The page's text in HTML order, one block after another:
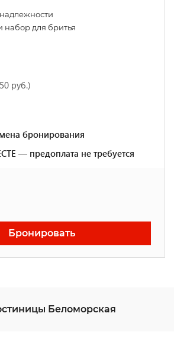
набор для бритья
руб.)
бронирования
— предоплата не требуется
Бронировать
Беломорская